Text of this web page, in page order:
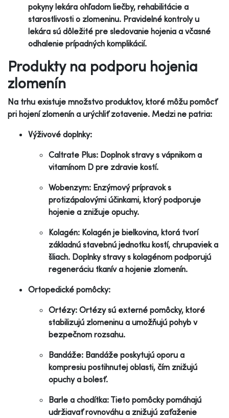
pokyny lekára ohľadom liečby, rehabilitácie a
starostlivosti o zlomeninu. Pravidelné kontroly u
lekára sú dôležité pre sledovanie hojenia a včasné
odhalenie prípadných komplikácií.
Produkty na podporu hojenia
zlomenín
Na trhu existuje množstvo produktov, ktoré môžu pomôcť
pri hojení zlomenín a urýchliť zotavenie. Medzi ne patria:
Výživové doplnky:
Caltrate Plus: Doplnok stravy s vápnikom a
vitamínom D pre zdravie kostí.
Wobenzym: Enzýmový prípravok s
protizápalovými účinkami, ktorý podporuje
hojenie a znižuje opuchy.
Kolagén: Kolagén je bielkovina, ktorá tvorí
základnú stavebnú jednotku kostí, chrupaviek a
šliach. Doplnky stravy s kolagénom podporujú
regeneráciu tkanív a hojenie zlomenín.
Ortopedické pomôcky:
Ortézy: Ortézy sú externé pomôcky, ktoré
stabilizujú zlomeninu a umožňujú pohyb v
bezpečnom rozsahu.
Bandáže: Bandáže poskytujú oporu a
kompresiu postihnutej oblasti, čím znižujú
opuchy a bolesť.
Barle a chodítka: Tieto pomôcky pomáhajú
udržiavať rovnováhu a znižujú zaťaženie